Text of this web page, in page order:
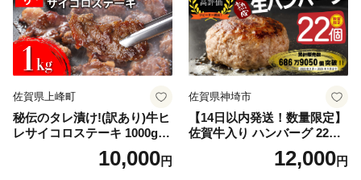
佐賀県上峰町
秘伝のタレ漬け!(訳あり)牛ヒ
レサイコロステーキ 1000g
10,000円
佐賀県神埼市
【14日以内発送！数量限定】
佐賀牛入り ハンバーグ 22個
2.6kg(120g×22個)【佐賀牛
黒毛和牛 ブランド牛 九州 ハ
12,000円